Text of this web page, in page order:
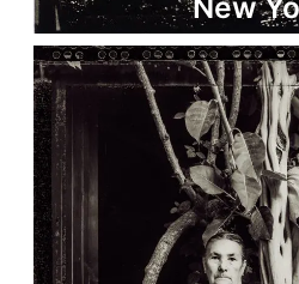
New